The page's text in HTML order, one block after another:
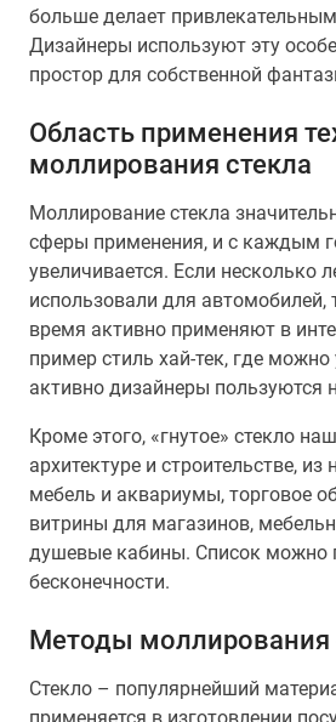
больше делает
Дизайнеры используют эту
простор для собственной
Область применения
моллирования стекла
Моллирование стекла
сферы применения, и с каждым
увеличивается. Если несколько
использовали для автомобилей,
время активно применяют в
пример стиль хай-тек, где можно
активно дизайнеры пользуются
Кроме этого, «гнутое» стекло
архитектуре и строительстве,
мебель и аквариумы, торговое
витрины для магазинов,
душевые кабины. Список можно
бесконечности.
Методы моллирования
Стекло – популярнейший